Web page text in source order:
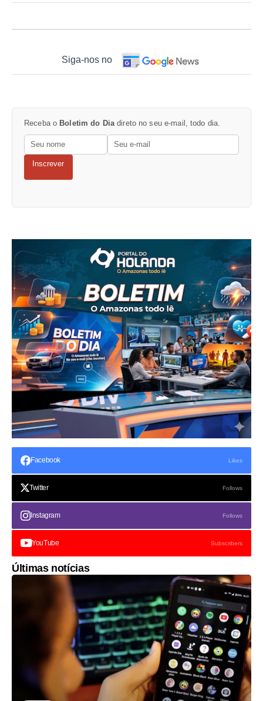
Siga-nos no
Receba o Boletim do Diadireto no seu e-mail, todo dia.
Inscrever
Facebook Likes
Twitter Follows
Instagram Follows
YouTube Subscribers
Últimas notícias